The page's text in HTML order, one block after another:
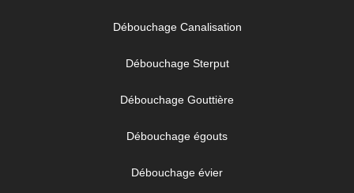
Débouchage Canalisation
Débouchage Sterput
Débouchage Gouttière
Débouchage égouts
Débouchage évier